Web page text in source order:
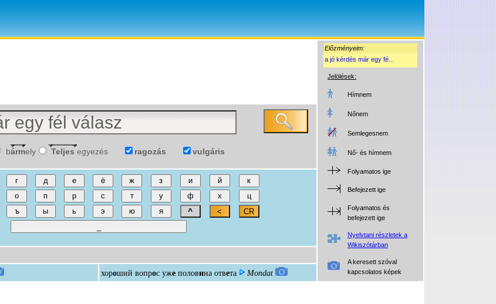
Előzményeim:
a jó kérdés már egy fé...
Jelölések:
Hímnem
Nőnem
Semlegesnem
Nő- és hímnem
Folyamatos ige
Befejezett ige
Folyamatos és
befejezett ige
Nyelvtani részletek a
Wikiszótárban
A keresett szóval
kapcsolatos képek
bármely Teljes egyezés ragozás vulgáris
хороший вопрос уже половина ответа Mondat